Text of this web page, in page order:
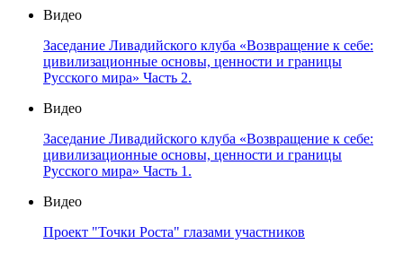
Видео
Заседание Ливадийского клуба «Возвращение к себе:
цивилизационные основы, ценности и границы
Русского мира» Часть 2.
Видео
Заседание Ливадийского клуба «Возвращение к себе:
цивилизационные основы, ценности и границы
Русского мира» Часть 1.
Видео
Проект "Точки Роста" глазами участников